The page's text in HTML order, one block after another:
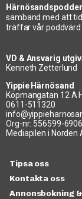
samband med att
träffar vår poddvärd
VD & Ansvarig
Kenneth Zetterlund
Yippie Härnösand
Köpmangatan 12 A
0611-511320
Org-nr: 556599-6906
Mediapilen i Norden
Tipsa oss
Kontakta oss
Annonsbokning